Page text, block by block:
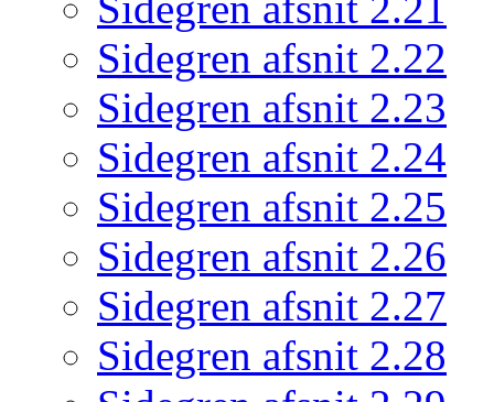
Sidegren afsnit 2.22
Sidegren afsnit 2.23
Sidegren afsnit 2.24
Sidegren afsnit 2.25
Sidegren afsnit 2.26
Sidegren afsnit 2.27
Sidegren afsnit 2.28